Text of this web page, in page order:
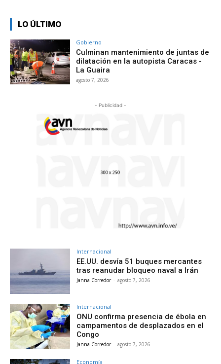
LO ÚLTIMO
Gobierno
Culminan mantenimiento de juntas de
dilatación en la autopista Caracas -
La Guaira
agosto 7, 2026
- Publicidad -
Internacional
EE.UU. desvía 51 buques mercantes
tras reanudar bloqueo naval a Irán
Janna Corredor - agosto 7, 2026
Internacional
ONU confirma presencia de ébola en
campamentos de desplazados en el
Congo
Janna Corredor - agosto 7, 2026
Economía